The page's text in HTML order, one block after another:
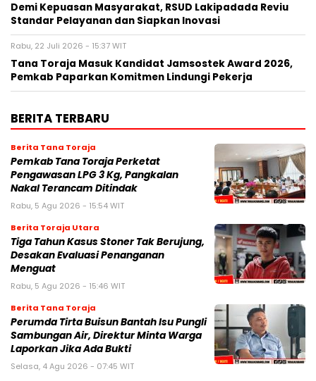
Demi Kepuasan Masyarakat, RSUD Lakipadada Reviu
Standar Pelayanan dan Siapkan Inovasi
Rabu, 22 Juli 2026 - 15:37 WIT
Tana Toraja Masuk Kandidat Jamsostek Award 2026,
Pemkab Paparkan Komitmen Lindungi Pekerja
BERITA TERBARU
Berita Tana Toraja
Pemkab Tana Toraja Perketat
Pengawasan LPG 3 Kg, Pangkalan
Nakal Terancam Ditindak
Rabu, 5 Agu 2026 - 15:54 WIT
Berita Toraja Utara
Tiga Tahun Kasus Stoner Tak Berujung,
Desakan Evaluasi Penanganan
Menguat
Rabu, 5 Agu 2026 - 15:46 WIT
Berita Tana Toraja
Perumda Tirta Buisun Bantah Isu Pungli
Sambungan Air, Direktur Minta Warga
Laporkan Jika Ada Bukti
Selasa, 4 Agu 2026 - 07:45 WIT